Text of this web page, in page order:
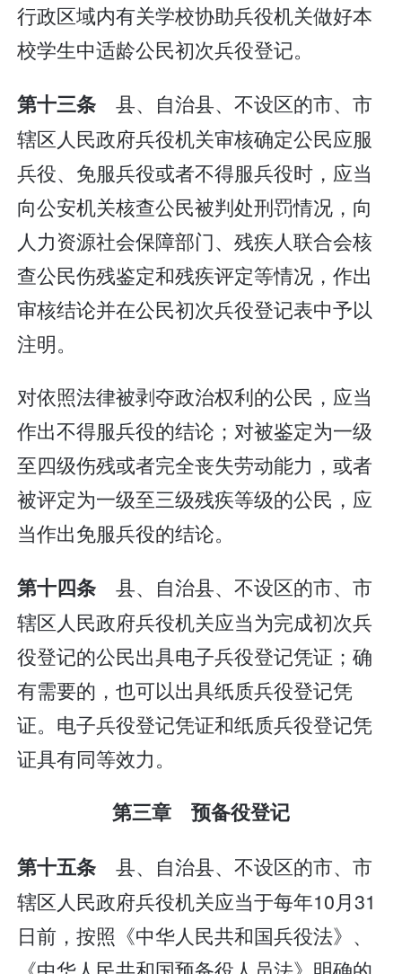
行政区域内有关学校协助兵役机关做好本
校学生中适龄公民初次兵役登记。
第十三条县、自治县、不设区的市、市
辖区人民政府兵役机关审核确定公民应服
兵役、免服兵役或者不得服兵役时，应当
向公安机关核查公民被判处刑罚情况，向
人力资源社会保障部门、残疾人联合会核
查公民伤残鉴定和残疾评定等情况，作出
审核结论并在公民初次兵役登记表中予以
注明。
对依照法律被剥夺政治权利的公民，应当
作出不得服兵役的结论；对被鉴定为一级
至四级伤残或者完全丧失劳动能力，或者
被评定为一级至三级残疾等级的公民，应
当作出免服兵役的结论。
第十四条县、自治县、不设区的市、市
辖区人民政府兵役机关应当为完成初次兵
役登记的公民出具电子兵役登记凭证；确
有需要的，也可以出具纸质兵役登记凭
证。电子兵役登记凭证和纸质兵役登记凭
证具有同等效力。
第三章 预备役登记
第十五条县、自治县、不设区的市、市
辖区人民政府兵役机关应当于每年10月31
日前，按照《中华人民共和国兵役法》、